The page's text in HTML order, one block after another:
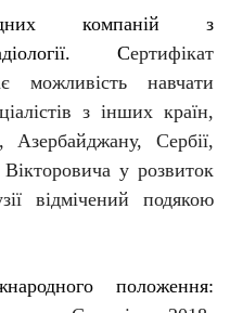
компаній з
Сертифікат
можливість навчати
з інших країн,
Азербайджану, Сербії,
у розвиток
відмічений подякою
положення: